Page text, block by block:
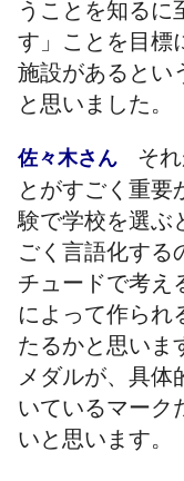
うことを知るに
す」ことを目標
施設があるとい
と思いました。
佐々木さん そ
とがすごく重要
験で学校を選ぶ
ごく言語化する
チュードで考え
によって作られ
たるかと思いま
メダルが、具体
いているマーク
いと思います。